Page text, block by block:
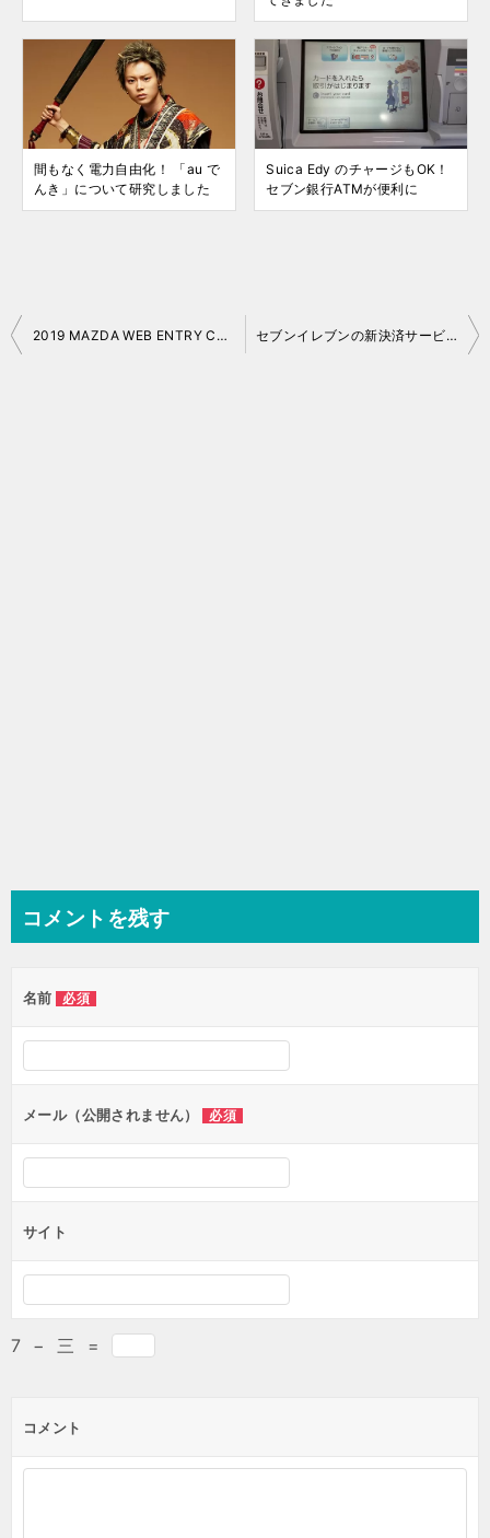
間もなく電力自由化！ 「au で
んき」について研究しました
Suica Edy のチャージもOK！
セブン銀行ATMが便利に
投
2019 MAZDA WEB ENTRY CAMPAIGN に当選！ セブンイレブンの新決済サービス「7pay」の使用感
コメントを残す
名前 必須
メール（公開されません） 必須
サイト
7 − 三 =
コメント